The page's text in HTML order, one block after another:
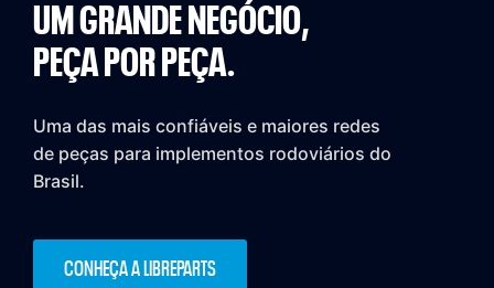
UM GRANDE NEGÓCIO,
PEÇA POR PEÇA.
Uma das mais confiáveis e maiores redes
de peças para implementos rodoviários do
Brasil.
CONHEÇA A LIBREPARTS